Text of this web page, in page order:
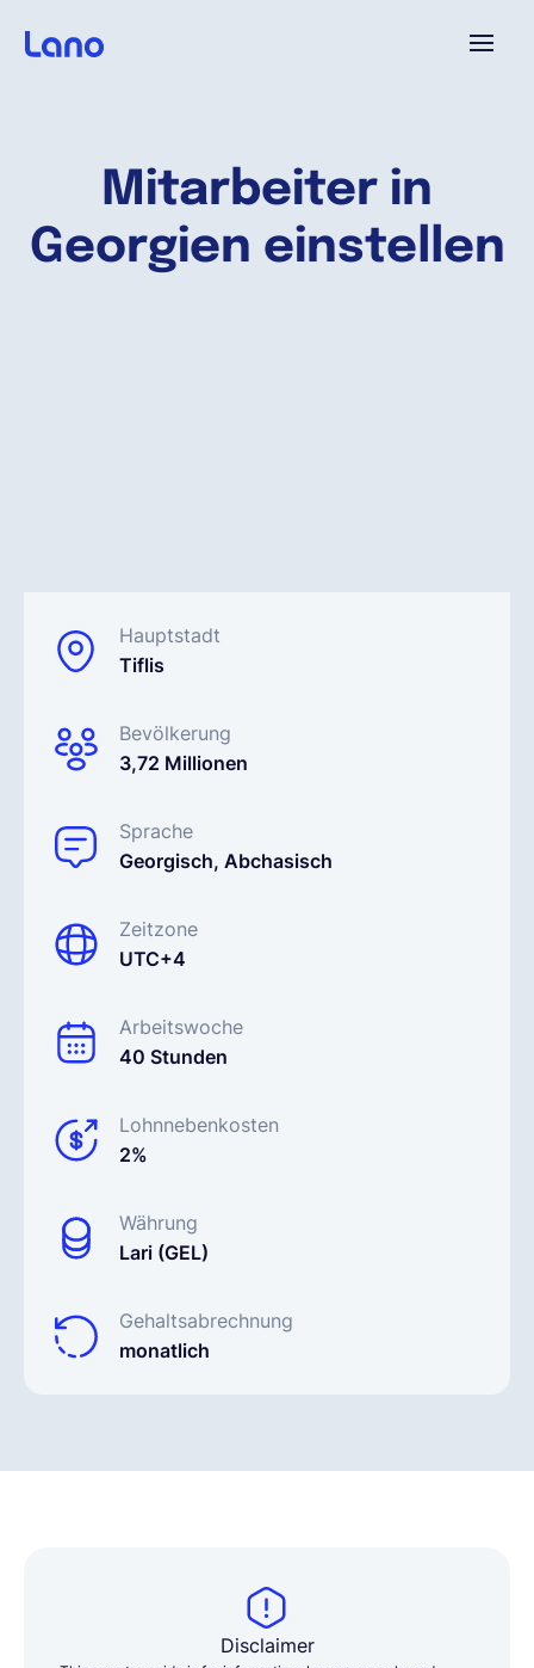
Mitarbeiter in
Georgien einstellen
Hauptstadt
Tiflis
Bevölkerung
3,72 Millionen
Sprache
Georgisch, Abchasisch
Zeitzone
UTC+4
Arbeitswoche
40 Stunden
Lohnnebenkosten
2%
Währung
Lari (GEL)
Gehaltsabrechnung
monatlich
Warum Lano?
EOR & Payroll
Contractor Management
Disclaimer